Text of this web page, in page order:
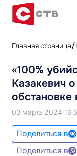
Главная страница
«100%
Казакевич
обстановке
03 марта 2024
Поделиться в
Поделиться в